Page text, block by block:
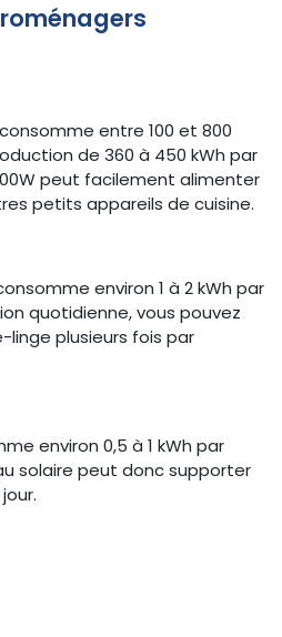
entre 100 et 800
de 360 à 450 kWh par
peut facilement alimenter
petits appareils de cuisine.
environ 1 à 2 kWh par
quotidienne, vous pouvez
linge plusieurs fois par
environ 0,5 à 1 kWh par
solaire peut donc supporter